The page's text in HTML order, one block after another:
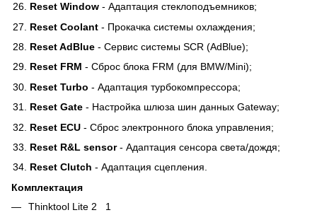
Reset Window - Адаптация стеклоподъемников;
Reset Coolant - Прокачка системы охлаждения;
Reset AdBlue - Сервис системы SCR (AdBlue);
Reset FRM - Сброс блока FRM (для BMW/Mini);
Reset Turbo - Адаптация турбокомпрессора;
Reset Gate - Настройка шлюза шин данных Gateway;
Reset ECU - Сброс электронного блока управления;
Reset R&L sensor- Адаптация сенсора света/дождя;
Reset Clutch - Адаптация сцепления.
Комплектация
Thinktool Lite 2 1